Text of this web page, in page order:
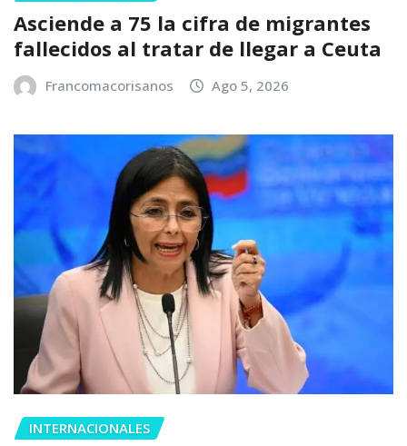
Asciende a 75 la cifra de migrantes
fallecidos al tratar de llegar a Ceuta
Francomacorisanos Ago 5, 2026
INTERNACIONALES